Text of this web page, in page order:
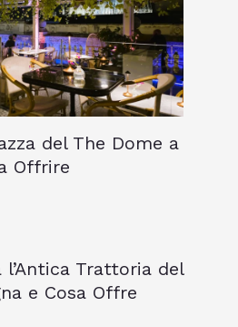
del The Dome a
Offrire
l’Antica Trattoria del
e Cosa Offre